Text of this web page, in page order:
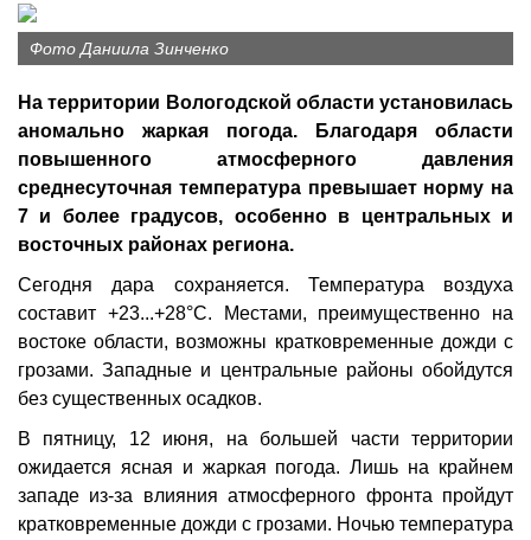
Фото Даниила Зинченко
На территории Вологодской области установилась
аномально жаркая погода. Благодаря области
повышенного атмосферного давления
среднесуточная температура превышает норму на
7 и более градусов, особенно в центральных и
восточных районах региона.
Сегодня дара сохраняется. Температура воздуха
составит +23...+28°C. Местами, преимущественно на
востоке области, возможны кратковременные дожди с
грозами. Западные и центральные районы обойдутся
без существенных осадков.
В пятницу, 12 июня, на большей части территории
ожидается ясная и жаркая погода. Лишь на крайнем
западе из-за влияния атмосферного фронта пройдут
кратковременные дожди с грозами. Ночью температура